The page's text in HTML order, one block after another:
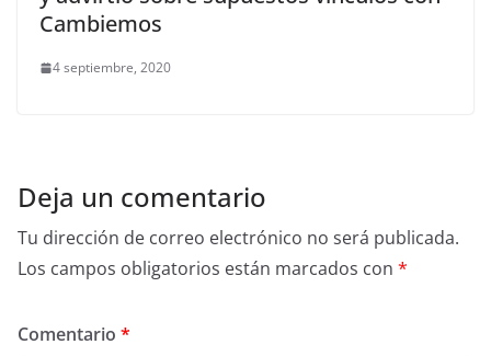
Cambiemos
4 septiembre, 2020
Deja un comentario
Tu dirección de correo electrónico no será publicada.
Los campos obligatorios están marcados con *
Comentario *